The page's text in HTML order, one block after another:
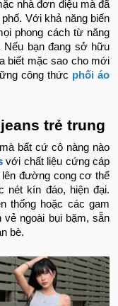
nhà đơn điệu mà đã
Với khả năng biến
phong cách từ năng
Nếu bạn đang sở hữu
biết mặc sao cho mới
công thức phối áo
trẻ trung
bất cứ cô nàng nào
với chất liệu cứng cáp
đường cong cơ thể
nét kín đáo, hiện đại.
thống hoặc các gam
vẻ ngoài bụi bặm, sẵn
bè.